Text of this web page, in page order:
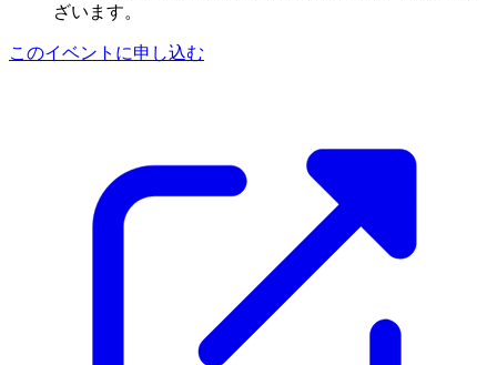
ざいます。
このイベントに申し込む